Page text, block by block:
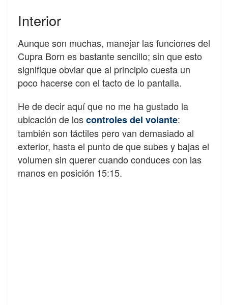
Interior
Aunque son muchas, manejar las funciones del
Cupra Born es bastante sencillo; sin que esto
signifique obviar que al principio cuesta un
poco hacerse con el tacto de lo pantalla.
He de decir aquí que no me ha gustado la
ubicación de loscontroles del volante:
también son táctiles pero van demasiado al
exterior, hasta el punto de que subes y bajas el
volumen sin querer cuando conduces con las
manos en posición 15:15.